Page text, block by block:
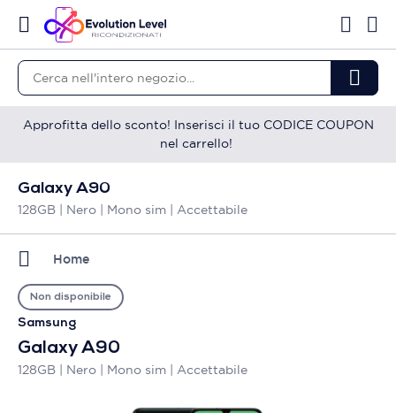
Approfitta dello sconto! Inserisci il tuo CODICE COUPON
nel carrello!
Galaxy A90
128GB | Nero | Mono sim | Accettabile
Home
Samsung
Galaxy A90
128GB | Nero | Mono sim | Accettabile
Non disponibile